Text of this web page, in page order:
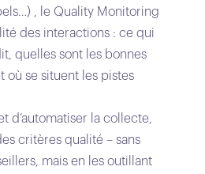
, le Quality Monitoring
des interactions : ce qui
quelles sont les bonnes
où se situent les pistes
d’automatiser la collecte,
critères qualité – sans
mais en les outillant